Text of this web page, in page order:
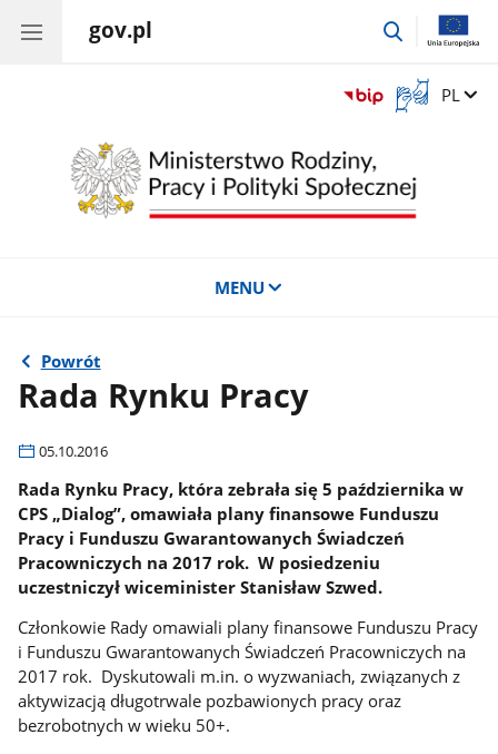
gov.pl
przejdź
Otwórz
okno
języka
migowego
Zmień
PL
MENU
Powrót
Rada Rynku Pracy
05.10.2016
Rada Rynku Pracy, która zebrała się 5 października w
CPS „Dialog”, omawiała plany finansowe Funduszu
Pracy i Funduszu Gwarantowanych Świadczeń
Pracowniczych na 2017 rok. W posiedzeniu
uczestniczył wiceminister Stanisław Szwed.
Członkowie Rady omawiali plany finansowe Funduszu Pracy
i Funduszu Gwarantowanych Świadczeń Pracowniczych na
2017 rok. Dyskutowali m.in. o wyzwaniach, związanych z
aktywizacją długotrwale pozbawionych pracy oraz
bezrobotnych w wieku 50+.